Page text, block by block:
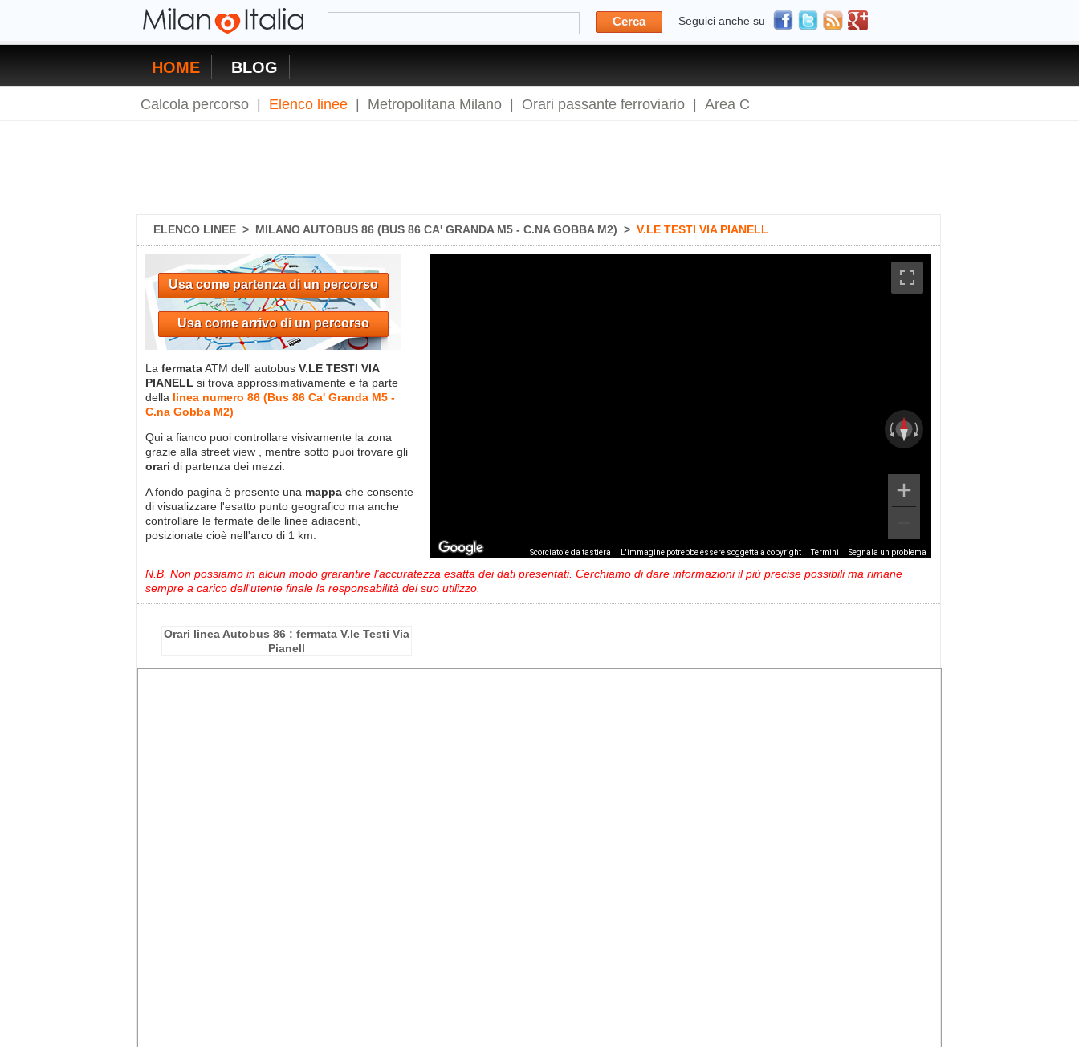
Cerca Seguici anche su
HOME BLOG
Calcola percorso Elenco linee Metropolitana Milano Orari passante ferroviario Area C
ELENCO LINEE > MILANO AUTOBUS 86 (BUS 86 CA' GRANDA M5 - C.NA GOBBA M2) > V.LE TESTI VIA PIANELL
Usa come partenza di un percorso
Usa come arrivo di un percorso
La fermataATM dell' autobus V.LE TESTI VIA
PIANELL si trova approssimativamente e fa parte
della linea numero 86 (Bus 86 Ca' Granda M5 -
C.na Gobba M2)
Qui a fianco puoi controllare visivamente la zona
grazie alla street view , mentre sotto puoi trovare gli
orari di partenza dei mezzi.
A fondo pagina è presente una mappa che consente
di visualizzare l'esatto punto geografico ma anche
controllare le fermate delle linee adiacenti,
posizionate cioè nell'arco di 1 km.
Scorciatoie da tastiera L'immagine potrebbe essere soggetta a copyright Termini Segnala un problema
N.B. Non possiamo in alcun modo grarantire l'accuratezza esatta dei dati presentati. Cerchiamo di dare informazioni il più precise possibili ma rimane
sempre a carico dell'utente finale la responsabilità del suo utilizzo.
Orari linea Autobus 86 : fermata V.le Testi Via
Pianell